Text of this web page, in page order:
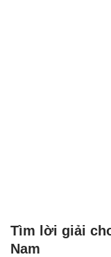
Tìm lời giải
Nam